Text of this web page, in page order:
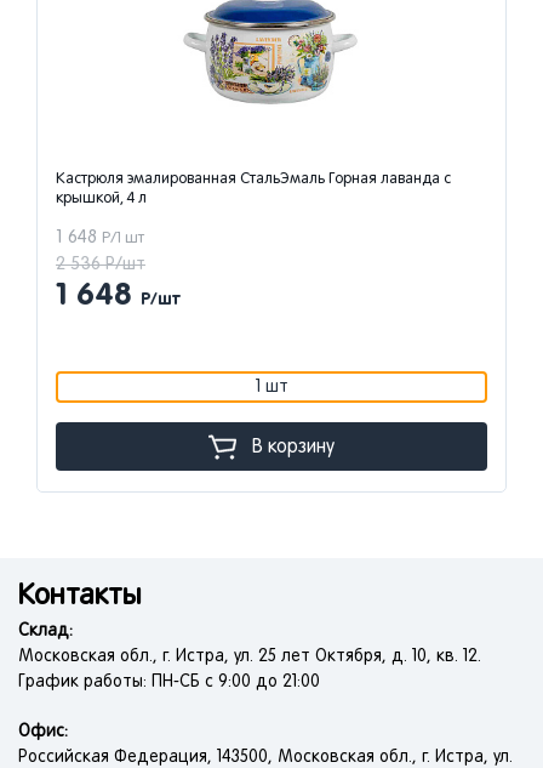
Кастрюля эмалированная СтальЭмаль Горная лаванда с
крышкой, 4 л
1 648 Р/1 шт
2 536 Р/шт
1 648 Р/шт
1 шт
В корзину
Контакты
Склад:
Московская обл., г. Истра, ул. 25 лет Октября, д. 10, кв. 12.
График работы: ПН-СБ с 9:00 до 21:00
Офис:
Российская Федерация, 143500, Московская обл., г. Истра, ул.